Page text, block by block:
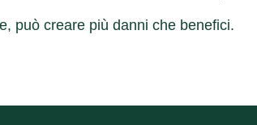
può creare più danni che benefici.